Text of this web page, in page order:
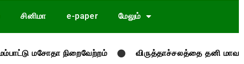
சினிமா e-paper மேலும்
நிறைவேற்றம் விருத்தாச்சலத்தை தனி மாவட்டமாக